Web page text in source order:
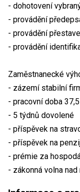
- dohotovení
- provádění
- provádění
- provádění
Zaměstnanecké
- zázemí stabilní
- pracovní doba
- 5 týdnů dovolené
- příspěvek na
- příspěvek na
- prémie za
- zákonná volna